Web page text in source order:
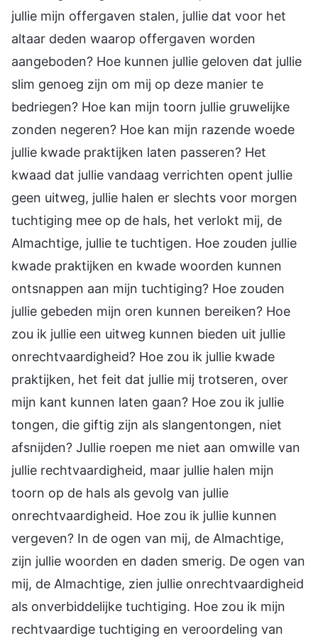
jullie mijn offergaven stalen, jullie dat voor het
altaar deden waarop offergaven worden
aangeboden? Hoe kunnen jullie geloven dat jullie
slim genoeg zijn om mij op deze manier te
bedriegen? Hoe kan mijn toorn jullie gruwelijke
zonden negeren? Hoe kan mijn razende woede
jullie kwade praktijken laten passeren? Het
kwaad dat jullie vandaag verrichten opent jullie
geen uitweg, jullie halen er slechts voor morgen
tuchtiging mee op de hals, het verlokt mij, de
Almachtige, jullie te tuchtigen. Hoe zouden jullie
kwade praktijken en kwade woorden kunnen
ontsnappen aan mijn tuchtiging? Hoe zouden
jullie gebeden mijn oren kunnen bereiken? Hoe
zou ik jullie een uitweg kunnen bieden uit jullie
onrechtvaardigheid? Hoe zou ik jullie kwade
praktijken, het feit dat jullie mij trotseren, over
mijn kant kunnen laten gaan? Hoe zou ik jullie
tongen, die giftig zijn als slangentongen, niet
afsnijden? Jullie roepen me niet aan omwille van
jullie rechtvaardigheid, maar jullie halen mijn
toorn op de hals als gevolg van jullie
onrechtvaardigheid. Hoe zou ik jullie kunnen
vergeven? In de ogen van mij, de Almachtige,
zijn jullie woorden en daden smerig. De ogen van
mij, de Almachtige, zien jullie onrechtvaardigheid
als onverbiddelijke tuchtiging. Hoe zou ik mijn
rechtvaardige tuchtiging en veroordeling van